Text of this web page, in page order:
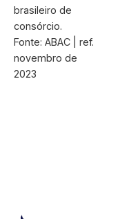
brasileiro de
consórcio.
Fonte: ABAC | ref.
novembro de
2023